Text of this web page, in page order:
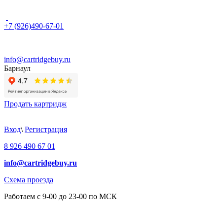
+7 (926)490-67-01
info@cartridgebuy.ru
Барнаул
Продать картридж
Вход\ Регистрация
8 926 490 67 01
info@cartridgebuy.ru
Схема проезда
Работаем с 9-00 до 23-00 по МСК